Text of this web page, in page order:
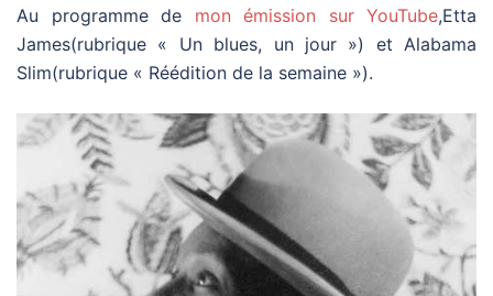
Au programme de mon émission sur YouTube,Etta
James(rubrique « Un blues, un jour ») et Alabama
Slim(rubrique « Réédition de la semaine »).